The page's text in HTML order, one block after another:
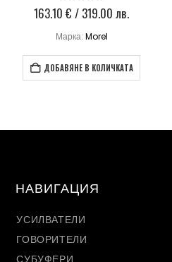
0 out of 5
163.10€ / 319.00 лв.
Марка: Morel
ДОБАВЯНЕ В КОЛИЧКАТА
НАВИГАЦИЯ
УСИЛВАТЕЛИ
ГОВОРИТЕЛИ